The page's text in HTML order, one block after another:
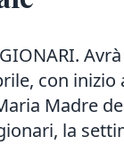
con inizio
Madre
la